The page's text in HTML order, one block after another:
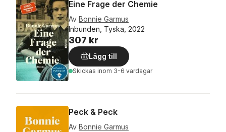
Eine Frage der Chemie
Av Bonnie Garmus
Inbunden, Tyska, 2022
307 kr
Lägg till
Skickas inom 3-6 vardagar
Peck & Peck
Av Bonnie Garmus